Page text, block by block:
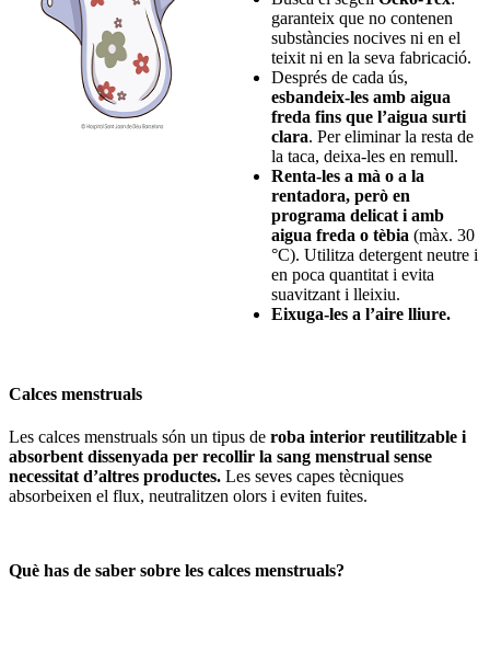
garanteix que no contenen
substàncies nocives ni en el
teixit ni en la seva fabricació.
Després de cada ús,
esbandeix-les amb aigua
freda fins que l’aigua surti
clara. Per eliminar la resta de
la taca, deixa-les en remull.
Renta-les a mà o a la
rentadora, però en
programa delicat i amb
aigua freda o tèbia (màx. 30
°C). Utilitza detergent neutre i
en poca quantitat i evita
suavitzant i lleixiu.
Eixuga-les a l’aire lliure.
Calces menstruals
Les calces menstruals són un tipus de roba interior reutilitzable i
absorbent dissenyada per recollir la sang menstrual sense
necessitat d’altres productes. Les seves capes tècniques
absorbeixen el flux, neutralitzen olors i eviten fuites.
Què has de saber sobre les calces menstruals?